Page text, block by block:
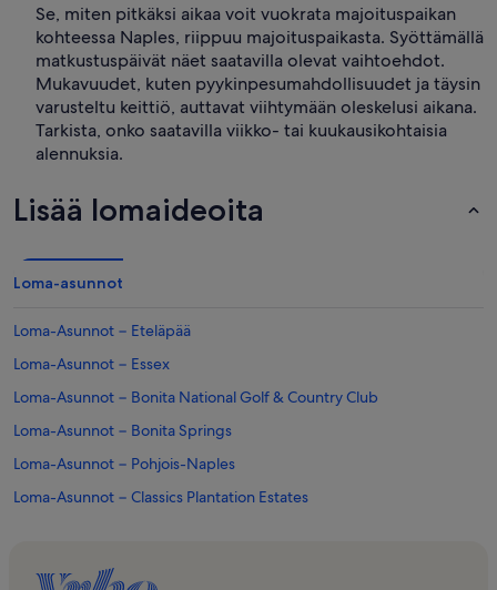
Se, miten pitkäksi aikaa voit vuokrata majoituspaikan
kohteessa Naples, riippuu majoituspaikasta. Syöttämällä
matkustuspäivät näet saatavilla olevat vaihtoehdot.
Mukavuudet, kuten pyykinpesumahdollisuudet ja täysin
varusteltu keittiö, auttavat viihtymään oleskelusi aikana.
Tarkista, onko saatavilla viikko- tai kuukausikohtaisia
alennuksia.
Lisää lomaideoita
Loma-asunnot
Loma-Asunnot − Eteläpää
Loma-Asunnot − Essex
Loma-Asunnot − Bonita National Golf & Country Club
Loma-Asunnot − Bonita Springs
Loma-Asunnot − Pohjois-Naples
Loma-Asunnot − Classics Plantation Estates
Loma-Asunnot − Somerset